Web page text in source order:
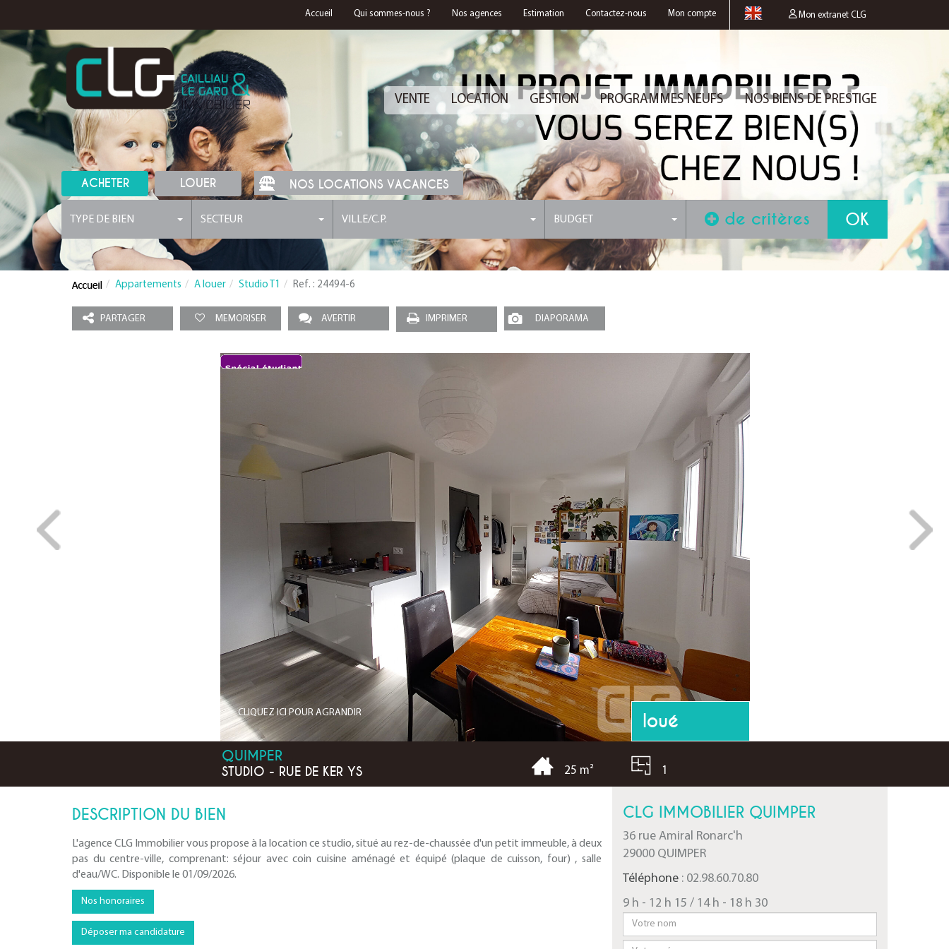
Mon extranet CLG
Accueil Qui sommes-nous ? Nos agences Estimation Contactez-nous Mon compte
VENTE LOCATION GESTION PROGRAMMES NEUFS NOS BIENS DE PRESTIGE
ACHETER LOUER NOS LOCATIONS VACANCES
TYPE DE BIEN SECTEUR VILLE/C.P. BUDGET de critères
Appartements A louer Studio T1 Ref. : 24494-6
PARTAGER MEMORISER AVERTIR IMPRIMER DIAPORAMA
CLIQUEZ ICI POUR AGRANDIR loué
QUIMPER
STUDIO - RUE DE KER YS 25 m² 1
DESCRIPTION DU BIEN
L'agence CLG Immobilier vous propose à la location ce studio, situé au rez-de-chaussée d'un petit immeuble, à deux
pas du centre-ville, comprenant: séjour avec coin cuisine aménagé et équipé (plaque de cuisson, four) , salle
d'eau/WC. Disponible le 01/09/2026.
Nos honoraires
Déposer ma candidature
CLG IMMOBILIER QUIMPER
36 rue Amiral Ronarc'h
29000 QUIMPER
Téléphone : 02.98.60.70.80
9 h - 12 h 15 / 14 h - 18 h 30